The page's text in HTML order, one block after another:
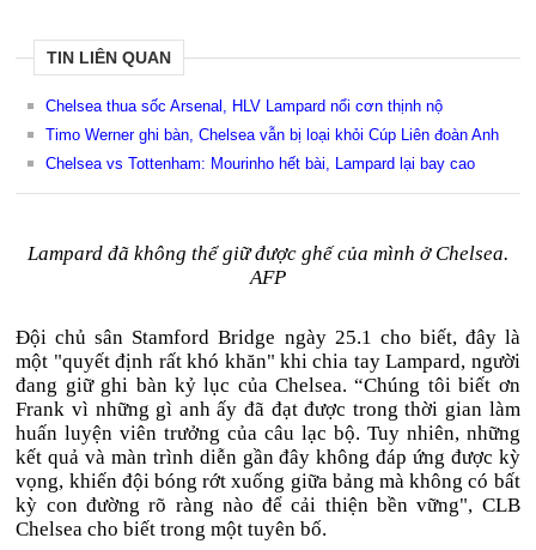
TIN LIÊN QUAN
Chelsea thua sốc Arsenal, HLV Lampard nổi cơn thịnh nộ
Timo Werner ghi bàn, Chelsea vẫn bị loại khỏi Cúp Liên đoàn Anh
Chelsea vs Tottenham: Mourinho hết bài, Lampard lại bay cao
Lampard đã không thể giữ được ghế của mình ở Chelsea.
AFP
Đội chủ sân Stamford Bridge ngày 25.1 cho biết, đây là
một "quyết định rất khó khăn" khi chia tay Lampard, người
đang giữ ghi bàn kỷ lục của Chelsea. “Chúng tôi biết ơn
Frank vì những gì anh ấy đã đạt được trong thời gian làm
huấn luyện viên trưởng của câu lạc bộ. Tuy nhiên, những
kết quả và màn trình diễn gần đây không đáp ứng được kỳ
vọng, khiến đội bóng rớt xuống giữa bảng mà không có bất
kỳ con đường rõ ràng nào để cải thiện bền vững", CLB
Chelsea cho biết trong một tuyên bố.